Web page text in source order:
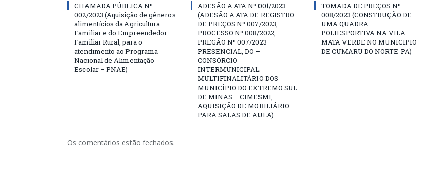
CHAMADA PÚBLICA Nº
002/2023 (Aquisição de gêneros
alimentícios da Agricultura
Familiar e do Empreendedor
Familiar Rural, para o
atendimento ao Programa
Nacional de Alimentação
Escolar – PNAE)
ADESÃO A ATA Nº 001/2023
(ADESÃO A ATA DE REGISTRO
DE PREÇOS Nº 007/2023,
PROCESSO Nº 008/2022,
PREGÃO Nº 007/2023
PRESENCIAL, DO –
CONSÓRCIO
INTERMUNICIPAL
MULTIFINALITÁRIO DOS
MUNICÍPIO DO EXTREMO SUL
DE MINAS – CIMESMI,
AQUISIÇÃO DE MOBILIÁRIO
PARA SALAS DE AULA)
TOMADA DE PREÇOS Nº
008/2023 (CONSTRUÇÃO DE
UMA QUADRA
POLIESPORTIVA NA VILA
MATA VERDE NO MUNICIPIO
DE CUMARU DO NORTE-PA)
Os comentários estão fechados.